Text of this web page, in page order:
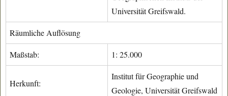
Universität Greifswald.
Räumliche Auflösung
Maßstab: 1: 25.000
Herkunft:
Institut für Geographie und
Geologie, Universität Greifswald